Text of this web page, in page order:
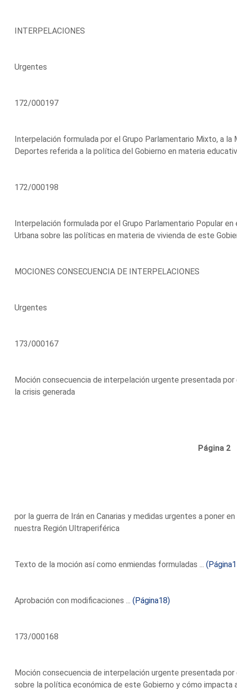
INTERPELACIONES
Urgentes
172/000197
Interpelación formulada por el Grupo Parlamentario Mixto, a la
Deportes referida a la política del Gobierno en materia
172/000198
Interpelación formulada por el Grupo Parlamentario Popular
Urbana sobre las políticas en materia de vivienda de este
MOCIONES CONSECUENCIA DE INTERPELACIONES
Urgentes
173/000167
Moción consecuencia de interpelación urgente presentada
la crisis generada
Página 2
por la guerra de Irán en Canarias y medidas urgentes a poner
nuestra Región Ultraperiférica
Texto de la moción así como enmiendas formuladas ...
Aprobación con modificaciones ... (Página18)
173/000168
Moción consecuencia de interpelación urgente presentada por
sobre la política económica de este Gobierno y cómo impacta